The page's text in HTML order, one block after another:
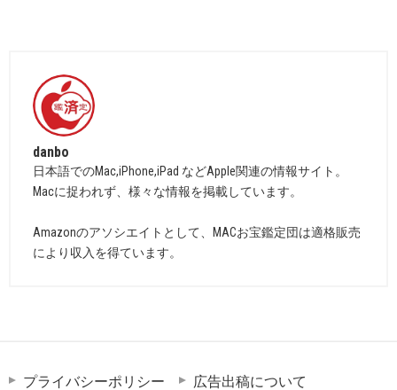
danbo
日本語でのMac,iPhone,iPad などApple関連の情報サイト。
Macに捉われず、様々な情報を掲載しています。
Amazonのアソシエイトとして、MACお宝鑑定団は適格販売
により収入を得ています。
プライバシーポリシー 広告出稿について